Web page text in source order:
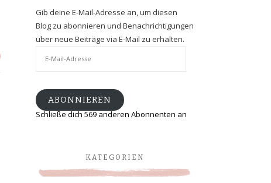
Gib deine E-Mail-Adresse an, um diesen
Blog zu abonnieren und Benachrichtigungen
über neue Beiträge via E-Mail zu erhalten.
ABONNIEREN
Schließe dich 569 anderen Abonnenten an
KATEGORIEN